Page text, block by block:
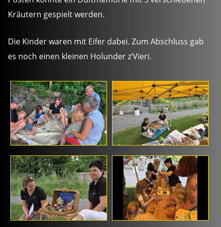
Kräutern gespielt werden.
Die Kinder waren mit Eifer dabei. Zum Abschluss gab
es noch einen kleinen Holunder z’Vieri.